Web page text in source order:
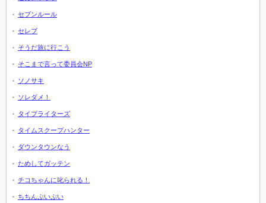
セブンルール
セレブ
そうだ旅に行こう
そこまで言って委員会NP
ソノサキ
ソレダメ！
タイプライターズ
タイムスクープハンター
ダウンタウンなう
ためしてガッテン
チコちゃんに叱られる！
ちちんぷいぷい